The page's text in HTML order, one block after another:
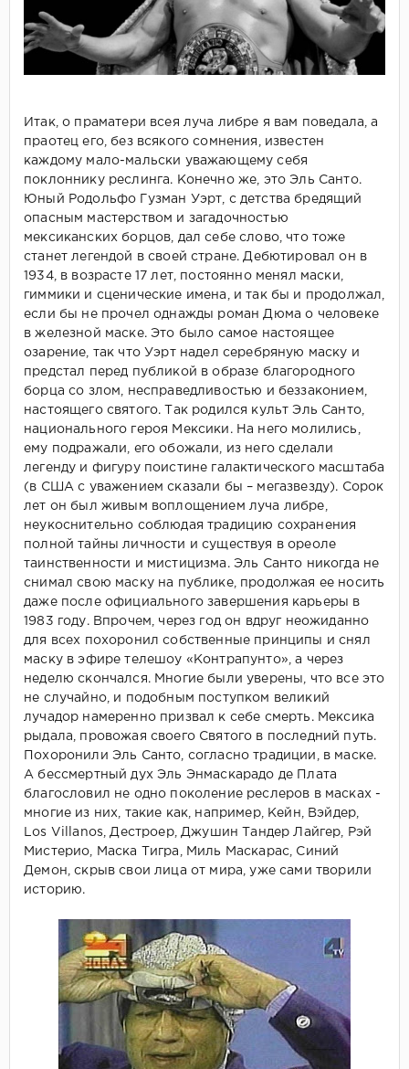
Итак, о праматери всея луча либре я вам поведала, а
праотец его, без всякого сомнения, известен
каждому мало-мальски уважающему себя
поклоннику реслинга. Конечно же, это Эль Санто.
Юный Родольфо Гузман Уэрт, с детства бредящий
опасным мастерством и загадочностью
мексиканских борцов, дал себе слово, что тоже
станет легендой в своей стране. Дебютировал он в
1934, в возрасте 17 лет, постоянно менял маски,
гиммики и сценические имена, и так бы и продолжал,
если бы не прочел однажды роман Дюма о человеке
в железной маске. Это было самое настоящее
озарение, так что Уэрт надел серебряную маску и
предстал перед публикой в образе благородного
борца со злом, несправедливостью и беззаконием,
настоящего святого. Так родился культ Эль Санто,
национального героя Мексики. На него молились,
ему подражали, его обожали, из него сделали
легенду и фигуру поистине галактического масштаба
(в США с уважением сказали бы – мегазвезду). Сорок
лет он был живым воплощением луча либре,
неукоснительно соблюдая традицию сохранения
полной тайны личности и существуя в ореоле
таинственности и мистицизма. Эль Санто никогда не
снимал свою маску на публике, продолжая ее носить
даже после официального завершения карьеры в
1983 году. Впрочем, через год он вдруг неожиданно
для всех похоронил собственные принципы и снял
маску в эфире телешоу «Контрапунто», а через
неделю скончался. Многие были уверены, что все это
не случайно, и подобным поступком великий
лучадор намеренно призвал к себе смерть. Мексика
рыдала, провожая своего Святого в последний путь.
Похоронили Эль Санто, согласно традиции, в маске.
А бессмертный дух Эль Энмаскарадо де Плата
благословил не одно поколение реслеров в масках -
многие из них, такие как, например, Кейн, Вэйдер,
Los Villanos, Дестроер, Джушин Тандер Лайгер, Рэй
Мистерио, Маска Тигра, Миль Маскарас, Синий
Демон, скрыв свои лица от мира, уже сами творили
историю.